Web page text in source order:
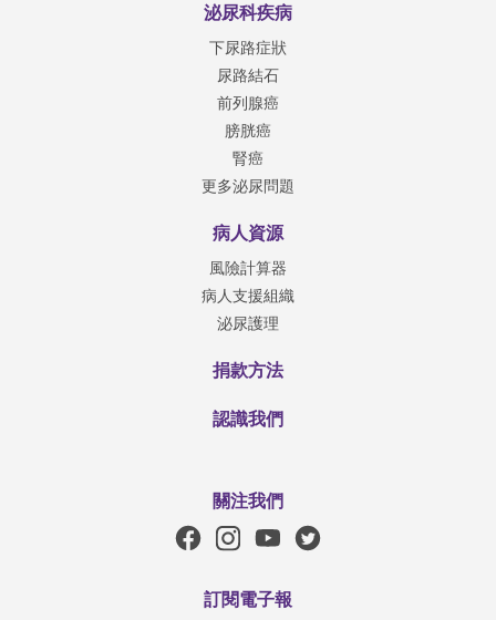
泌尿科疾病
下尿路症狀
尿路結石
前列腺癌
膀胱癌
腎癌
更多泌尿問題
病人資源
風險計算器
病人支援組織
泌尿護理
捐款方法
認識我們
關注我們
訂閱電子報